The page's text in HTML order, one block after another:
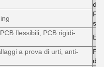
del
flessibili, PCB rigidi-
a prova di urti, anti-
di